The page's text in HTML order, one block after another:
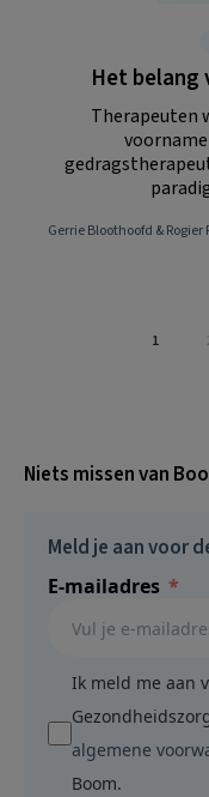
Het belang
Therapeuten
Gerrie Bloothoofd & Rogier
Pagina
1
Niets missen van
Meld je aan voor
E-mailadres
Ik meld me aan
algemene
Boom.